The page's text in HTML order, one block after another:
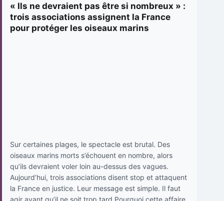
« Ils ne devraient pas être si nombreux » :
trois associations assignent la France
pour protéger les oiseaux marins
Sur certaines plages, le spectacle est brutal. Des
oiseaux marins morts s’échouent en nombre, alors
qu’ils devraient voler loin au-dessus des vagues.
Aujourd’hui, trois associations disent stop et attaquent
la France en justice. Leur message est simple. Il faut
agir avant qu’il ne soit trop tard.Pourquoi cette affaire